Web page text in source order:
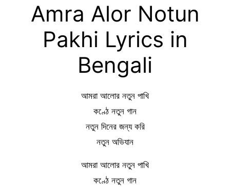
Amra Alor Notun
Pakhi Lyrics in
Bengali
আমরা আলোর নতুন পাখি
কণ্ঠে নতুন গান
নতুন দিনের জন্য করি
নতুন অভিযান
আমরা আলোর নতুন পাখি
কণ্ঠে নতুন গান